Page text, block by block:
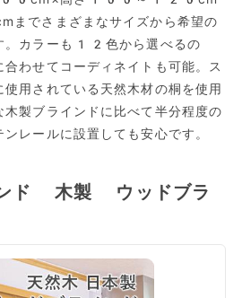
さまざまなサイズから希望の
。カラーも12色から選べるの
わせてコーディネイトも可能。ス
用されている天然木材の桐を使用
木製ブラインドに比べて半分程度の
レールに設置しても安心です。
ド 木製 ウッドブラ